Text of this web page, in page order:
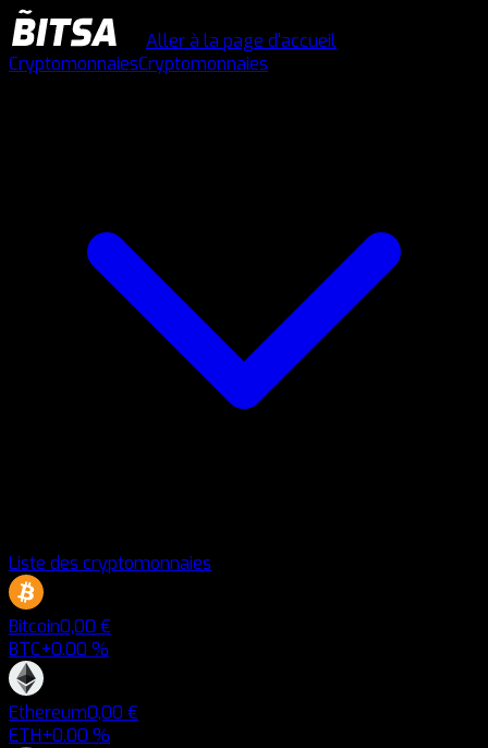
Aller à la page d'accueil
CryptomonnaiesCryptomonnaies
Liste des cryptomonnaies
Bitcoin0,00 €
BTC+0.00 %
Ethereum0,00 €
ETH+0.00 %